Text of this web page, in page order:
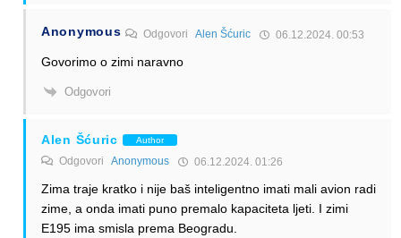
Anonymous OdgovoriAlen Šćuric 06.12.2024. 00:53
Govorimo o zimi naravno
Odgovori
Alen Šćuric Author
Odgovori Anonymous 06.12.2024. 01:26
Zima traje kratko i nije baš inteligentno imati mali avion radi
zime, a onda imati puno premalo kapaciteta ljeti. I zimi
E195 ima smisla prema Beogradu.